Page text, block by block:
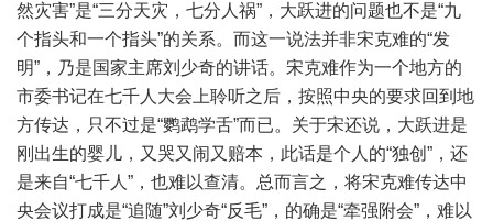
然灾害”是“三分天灾，七分人祸”，大跃进的问题也不是“九
个指头和一个指头”的关系。而这一说法并非宋克难的“发
明”，乃是国家主席刘少奇的讲话。宋克难作为一个地方的
市委书记在七千人大会上聆听之后，按照中央的要求回到地
方传达，只不过是“鹦鹉学舌”而已。关于宋还说，大跃进是
刚出生的婴儿，又哭又闹又赔本，此话是个人的“独创”，还
是来自“七千人”，也难以查清。总而言之，将宋克难传达中
央会议打成是“追随”刘少奇“反毛”，的确是“牵强附会”，难以